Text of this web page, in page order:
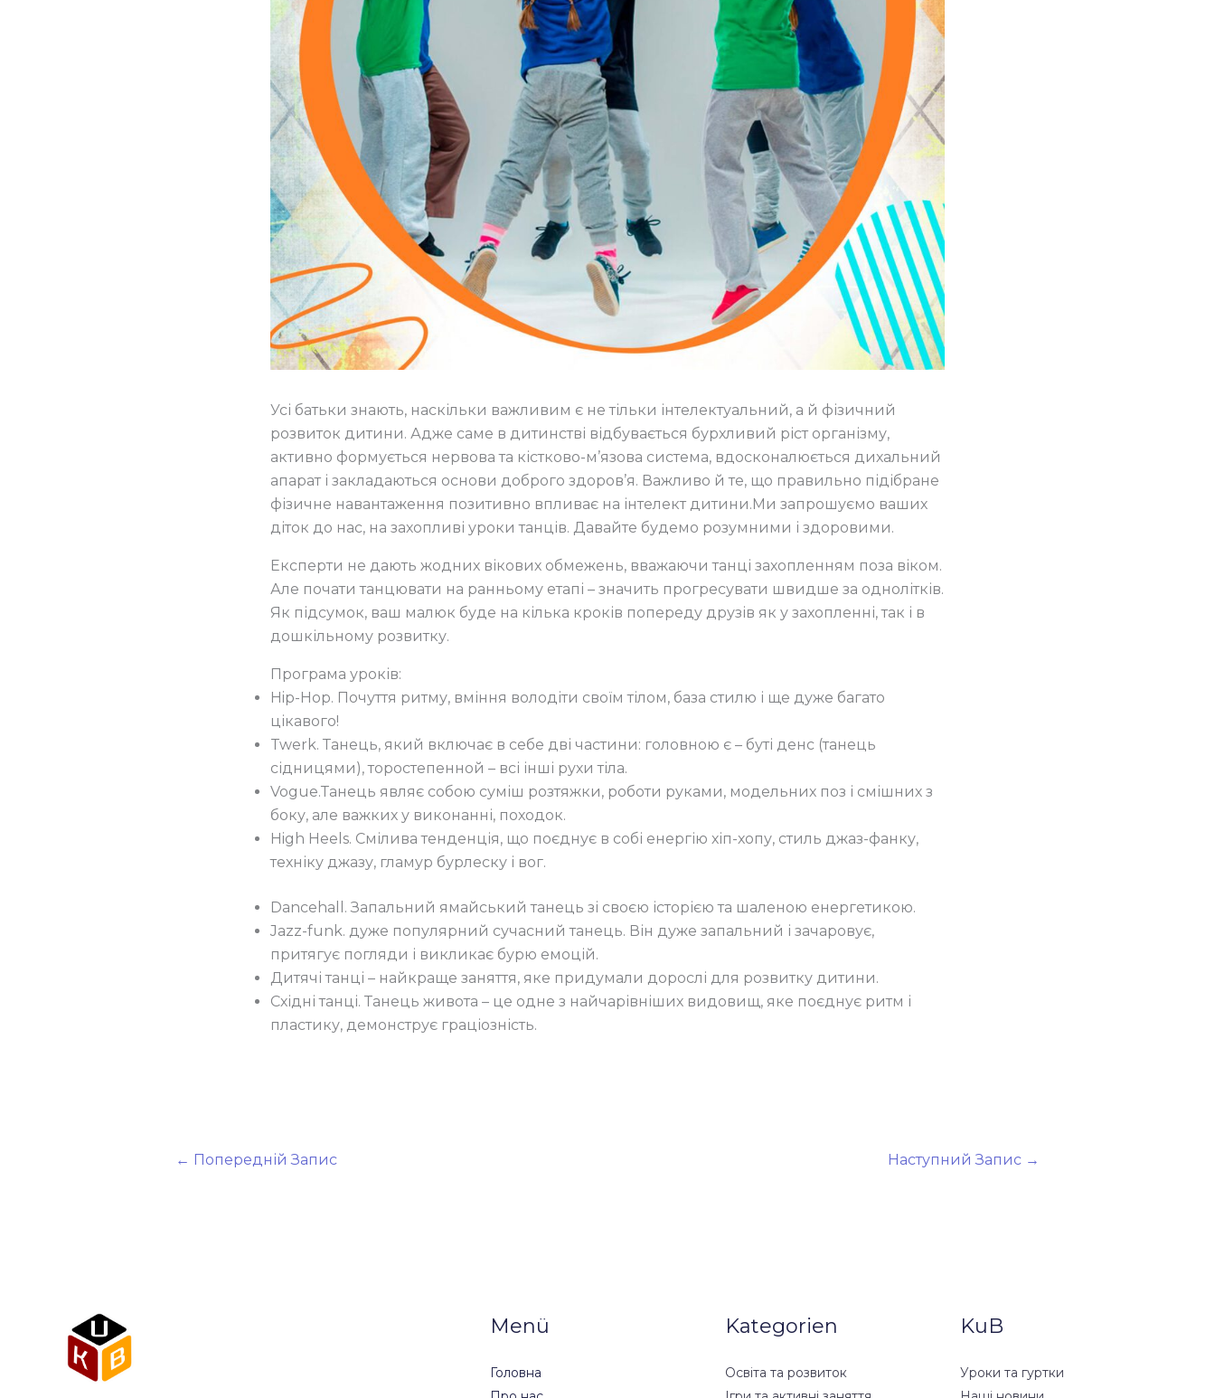
Усі батьки знають, наскільки важливим є не тільки інтелектуальний, а й фізичний
розвиток дитини. Адже саме в дитинстві відбувається бурхливий ріст організму,
активно формується нервова та кістково-м’язова система, вдосконалюється дихальний
апарат і закладаються основи доброго здоров’я. Важливо й те, що правильно підібране
фізичне навантаження позитивно впливає на інтелект дитини.Ми запрошуємо ваших
діток до нас, на захопливі уроки танців. Давайте будемо розумними і здоровими.
Експерти не дають жодних вікових обмежень, вважаючи танці захопленням поза віком.
Але почати танцювати на ранньому етапі – значить прогресувати швидше за однолітків.
Як підсумок, ваш малюк буде на кілька кроків попереду друзів як у захопленні, так і в
дошкільному розвитку.
Програма уроків:
Hip-Hop. Почуття ритму, вміння володіти своїм тілом, база стилю і ще дуже багато
цікавого!
Twerk. Танець, який включає в себе дві частини: головною є – буті денс (танець
сідницями), торостепенной – всі інші рухи тіла.
Vogue.Танець являє собою суміш розтяжки, роботи руками, модельних поз і смішних з
боку, але важких у виконанні, походок.
High Heels. Смілива тенденція, що поєднує в собі енергію хіп-хопу, стиль джаз-фанку,
техніку джазу, гламур бурлеску і вог.
Dancehall. Запальний ямайський танець зі своєю історією та шаленою енергетикою.
Jazz-funk. дуже популярний сучасний танець. Він дуже запальний і зачаровує,
притягує погляди і викликає бурю емоцій.
Дитячі танці – найкраще заняття, яке придумали дорослі для розвитку дитини.
Східні танці. Танець живота – це одне з найчарівніших видовищ, яке поєднує ритм і
пластику, демонструє граціозність.
← Попередній Запис Наступний Запис →
Menü
Головна
Kategorien
Освіта та розвиток
KuB
Уроки та гуртки